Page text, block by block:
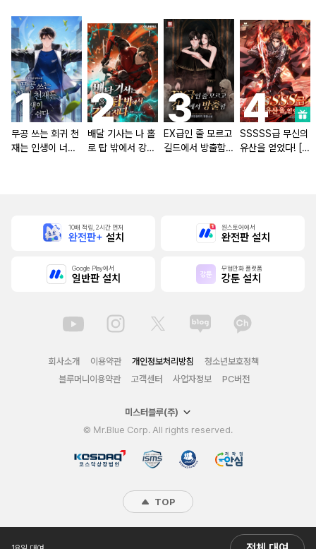
무공 쓰는 회귀 천
재는 인생이 너무
배달 기사는 나 홀
로 탑 밖에서 강해
EX급인 줄 모르고
길드에서 방출함
SSSSS급 무신의
유산을 얻었다! [단
10배 적립, 2시간 먼저
완전판+ 설치
원스토어에서
완전판 설치
Google Play에서
일반판 설치
무협만화 플랫폼
강툰 설치
회사소개 이용약관 개인정보처리방침
청소년보호정책
블루머니이용약관
고객센터 사업자정보 PC버전
미스터블루(주)
© Mr.Blue Corp. All rights reserved.
TOP